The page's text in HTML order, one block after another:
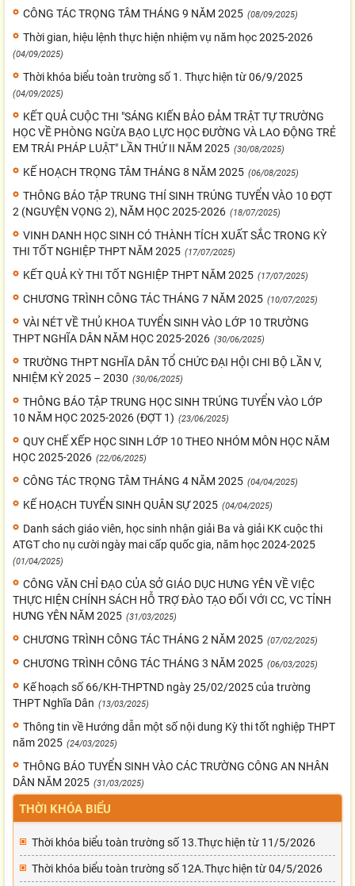
CÔNG TÁC TRỌNG TÂM THÁNG 9 NĂM 2025 (08/09/2025)
Thời gian, hiệu lệnh thực hiện nhiệm vụ năm học 2025-2026
(04/09/2025)
Thời khóa biểu toàn trường số 1. Thực hiện từ 06/9/2025
(04/09/2025)
KẾT QUẢ CUỘC THI "SÁNG KIẾN BẢO ĐẢM TRẬT TỰ TRƯỜNG
HỌC VỀ PHÒNG NGỪA BẠO LỰC HỌC ĐƯỜNG VÀ LAO ĐỘNG TRẺ
EM TRÁI PHÁP LUẬT" LẦN THỨ II NĂM 2025 (30/08/2025)
KẾ HOẠCH TRỌNG TÂM THÁNG 8 NĂM 2025 (06/08/2025)
THÔNG BÁO TẬP TRUNG THÍ SINH TRÚNG TUYỂN VÀO 10 ĐỢT
2 (NGUYỆN VỌNG 2), NĂM HỌC 2025-2026 (18/07/2025)
VINH DANH HỌC SINH CÓ THÀNH TÍCH XUẤT SẮC TRONG KỲ
THI TỐT NGHIỆP THPT NĂM 2025 (17/07/2025)
KẾT QUẢ KỲ THI TỐT NGHIỆP THPT NĂM 2025 (17/07/2025)
CHƯƠNG TRÌNH CÔNG TÁC THÁNG 7 NĂM 2025 (10/07/2025)
VÀI NÉT VỀ THỦ KHOA TUYỂN SINH VÀO LỚP 10 TRƯỜNG
THPT NGHĨA DÂN NĂM HỌC 2025-2026 (30/06/2025)
TRƯỜNG THPT NGHĨA DÂN TỔ CHỨC ĐẠI HỘI CHI BỘ LẦN V,
NHIỆM KỲ 2025 – 2030 (30/06/2025)
THÔNG BÁO TẬP TRUNG HỌC SINH TRÚNG TUYỂN VÀO LỚP
10 NĂM HỌC 2025-2026 (ĐỢT 1) (23/06/2025)
QUY CHẾ XẾP HỌC SINH LỚP 10 THEO NHÓM MÔN HỌC NĂM
HỌC 2025-2026 (22/06/2025)
CÔNG TÁC TRỌNG TÂM THÁNG 4 NĂM 2025 (04/04/2025)
KẾ HOẠCH TUYỂN SINH QUÂN SỰ 2025 (04/04/2025)
Danh sách giáo viên, học sinh nhận giải Ba và giải KK cuộc thi
ATGT cho nụ cười ngày mai cấp quốc gia, năm học 2024-2025
(01/04/2025)
CÔNG VĂN CHỈ ĐẠO CỦA SỞ GIÁO DỤC HƯNG YÊN VỀ VIỆC
THỰC HIỆN CHÍNH SÁCH HỖ TRỢ ĐÀO TẠO ĐỐI VỚI CC, VC TỈNH
HƯNG YÊN NĂM 2025 (31/03/2025)
CHƯƠNG TRÌNH CÔNG TÁC THÁNG 2 NĂM 2025 (07/02/2025)
CHƯƠNG TRÌNH CÔNG TÁC THÁNG 3 NĂM 2025 (06/03/2025)
Kế hoạch số 66/KH-THPTND ngày 25/02/2025 của trường
THPT Nghĩa Dân (13/03/2025)
Thông tin về Hướng dẫn một số nội dung Kỳ thi tốt nghiệp THPT
năm 2025 (24/03/2025)
THÔNG BÁO TUYỂN SINH VÀO CÁC TRƯỜNG CÔNG AN NHÂN
DÂN NĂM 2025 (31/03/2025)
THỜI KHÓA BIỂU
Thời khóa biểu toàn trường số 13.Thực hiện từ 11/5/2026
Thời khóa biểu toàn trường số 12A.Thực hiện từ 04/5/2026